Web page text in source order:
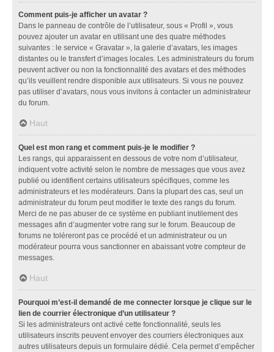
Comment puis-je afficher un avatar ?
Dans le panneau de contrôle de l’utilisateur, sous « Profil », vous
pouvez ajouter un avatar en utilisant une des quatre méthodes
suivantes : le service « Gravatar », la galerie d’avatars, les images
distantes ou le transfert d’images locales. Les administrateurs du forum
peuvent activer ou non la fonctionnalité des avatars et des méthodes
qu’ils veuillent rendre disponible aux utilisateurs. Si vous ne pouvez
pas utiliser d’avatars, nous vous invitons à contacter un administrateur
du forum.
Haut
Quel est mon rang et comment puis-je le modifier ?
Les rangs, qui apparaissent en dessous de votre nom d’utilisateur,
indiquent votre activité selon le nombre de messages que vous avez
publié ou identifient certains utilisateurs spécifiques, comme les
administrateurs et les modérateurs. Dans la plupart des cas, seul un
administrateur du forum peut modifier le texte des rangs du forum.
Merci de ne pas abuser de ce système en publiant inutilement des
messages afin d’augmenter votre rang sur le forum. Beaucoup de
forums ne toléreront pas ce procédé et un administrateur ou un
modérateur pourra vous sanctionner en abaissant votre compteur de
messages.
Haut
Pourquoi m’est-il demandé de me connecter lorsque je clique sur le
lien de courrier électronique d’un utilisateur ?
Si les administrateurs ont activé cette fonctionnalité, seuls les
utilisateurs inscrits peuvent envoyer des courriers électroniques aux
autres utilisateurs depuis un formulaire dédié. Cela permet d’empêcher